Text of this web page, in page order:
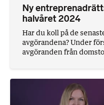
Ny
halvåret 2024
Har du koll på de
avgörandena? Under
avgöranden från